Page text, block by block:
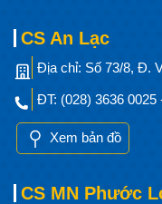
CS An Lạc
Địa chỉ: Số 73/8, Đ.
ĐT: (028) 3636 0025
Xem bản đồ
CS MN Phước